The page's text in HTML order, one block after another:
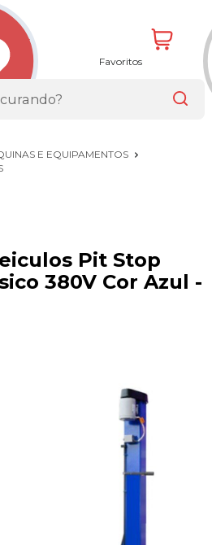
Favoritos
E EQUIPAMENTOS
Pit Stop
380V Cor Azul -